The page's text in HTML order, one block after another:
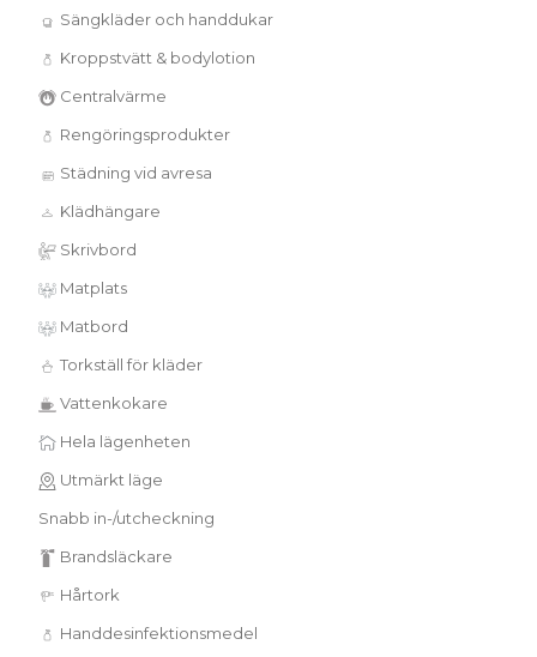
Sängkläder och handdukar
Kroppstvätt & bodylotion
Centralvärme
Rengöringsprodukter
Städning vid avresa
Klädhängare
Skrivbord
Matplats
Matbord
Torkställ för kläder
Vattenkokare
Hela lägenheten
Utmärkt läge
Snabb in-/utcheckning
Brandsläckare
Hårtork
Handdesinfektionsmedel